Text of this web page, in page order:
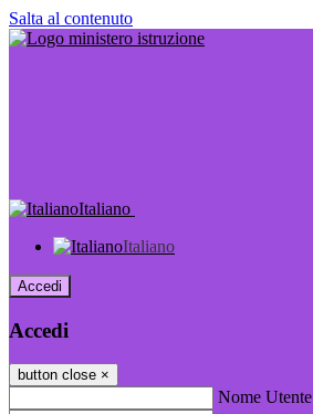
Salta al contenuto
Italiano
Italiano
Accedi
Accedi
button close ×
Nome Utente